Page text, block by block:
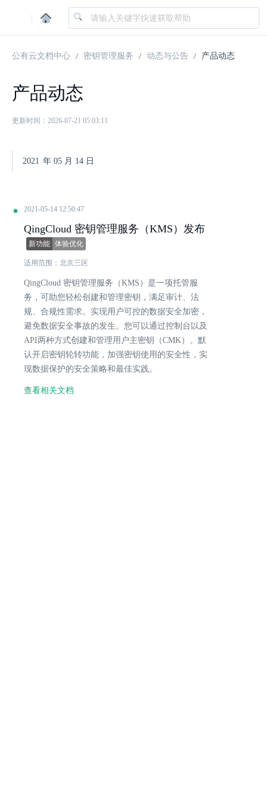
|
公有云文档中心 密钥管理服务 动态与公告 产品动态
产品动态
更新时间：2026-07-21 05:03:11
2021 年 05 月 14 日
2021-05-14 12:50:47
QingCloud 密钥管理服务（KMS）发布
新功能 体验优化
适用范围：北京三区
QingCloud 密钥管理服务（KMS）是一项托管服
务，可助您轻松创建和管理密钥，满足审计、法
规、合规性需求。实现用户可控的数据安全加密，
避免数据安全事故的发生。您可以通过控制台以及
API两种方式创建和管理用户主密钥（CMK）。默
认开启密钥轮转功能，加强密钥使用的安全性，实
现数据保护的安全策略和最佳实践。
查看相关文档